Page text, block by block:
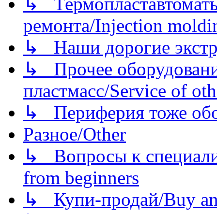
ремонта/Injection
↳ Наши дорогие
↳ Прочее
пластмасс/Service of
↳ Периферия тоже
Разное/Other
↳ Вопросы к
from beginners
↳ Купи-продай/Buy